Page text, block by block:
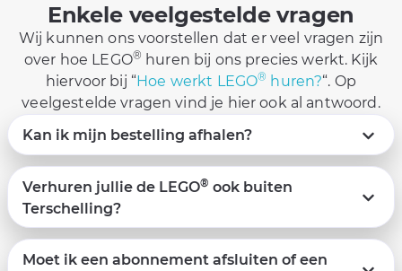
Enkele veelgestelde vragen
Wij kunnen ons voorstellen dat er veel vragen zijn
over hoe LEGO® huren bij ons precies werkt. Kijk
hiervoor bij “Hoe werkt LEGO® huren?“. Op
veelgestelde vragen vind je hier ook al antwoord.
Kan ik mijn bestelling afhalen?
Verhuren jullie de LEGO® ook buiten
Terschelling?
Moet ik een abonnement afsluiten of een